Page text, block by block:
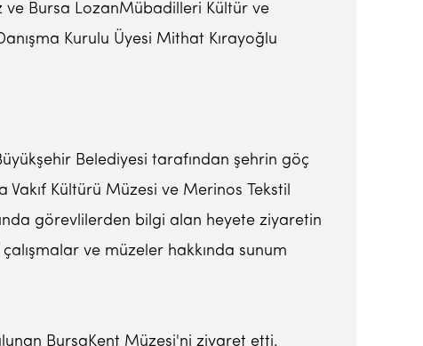
ve Bursa LozanMübadilleri Kültür ve
Kurulu Üyesi Mithat Kırayoğlu
Belediyesi tarafından şehrin göç
Kültürü Müzesi ve Merinos Tekstil
görevlilerden bilgi alan heyete ziyaretin
ve müzeler hakkında sunum
BursaKent Müzesi'ni ziyaret etti.